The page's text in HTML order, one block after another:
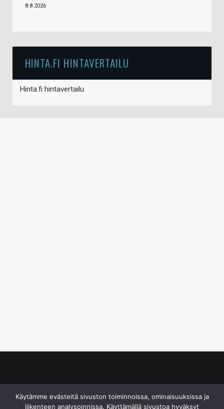
8.8.2026
HINTA.FI HINTAVERTAILU
Hinta.fi hintavertailu
Käytämme evästeitä sivuston toiminnoissa, ominaisuuksissa ja
liikenteen analysoinnissa. Käyttämällä sivustoa hyväksyt